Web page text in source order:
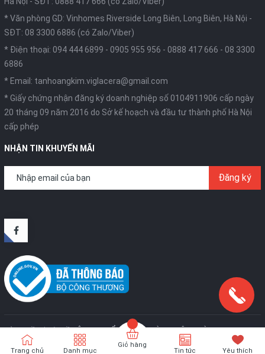
* Văn phòng GD: Vinhomes Riverside Long Biên, Long Biên, Hà Nội -
SĐT: 08 3300 6886 (có Zalo/Viber)
* Điện thoại: 094 444 6899 - 0905 955 956 - 0888 417 666 - 08 3300
6886
* Email: tanhoangkim.viglacera@gmail.com
* Giấy chứng nhận đăng ký doanh nghiệp số 0104911906 cấp ngày
20 tháng 09 năm 2016 do Sở kế hoạch và đầu tư thành phố Hà Nội
cấp phép
NHẬN TIN KHUYẾN MÃI
Đăng ký
Bản quyền thuộc vềCÔNG TY CỔ PHẦN SX VÀ TM TÂN HOÀNG KIM.Cung
cấp bởi
Trang chủ Danh mục
Giỏ hàng
Tin tức Yêu thích